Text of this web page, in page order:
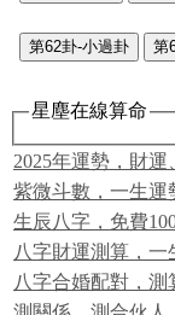
第62卦-小過卦 第
星塵在線算命
2025年運勢，財
紫微斗數，一生運
生辰八字，免費
八字財運測算，
八字合婚配對，測